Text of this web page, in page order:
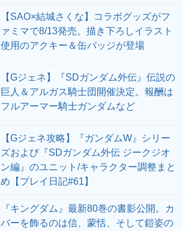
【SAO×結城さくな】コラボグッズがフ
ァミマで8/13発売。描き下ろしイラスト
使用のアクキー＆缶バッジが登場
【Gジェネ】『SDガンダム外伝』伝説の
巨人＆アルガス騎士団開催決定。報酬は
フルアーマー騎士ガンダムなど
【Gジェネ攻略】『ガンダムW』シリー
ズおよび『SDガンダム外伝 ジークジオ
ン編』のユニット/キャラクター調整まと
め【プレイ日記#61】
『キングダム』最新80巻の書影公開。カ
バーを飾るのは信、蒙恬、そして鎧姿の